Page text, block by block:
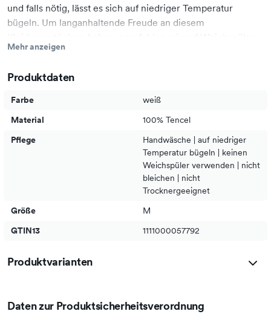
und falls nötig, lässt es sich auf niedriger Temperatur
bügeln. Um langanhaltende Freude an diesem
und den Trockner zu verzichten.
Ob für das nächste Business-Meeting, einen entspannten
Brunch oder einfach nur für einen stilvollen Auftritt im
Mehr anzeigen
Produktdaten
Farbe
weiß
Material
100% Tencel
Pflege
Handwäsche | auf niedriger
Temperatur bügeln | keinen
Weichspüler verwenden | nicht
bleichen | nicht
Trocknergeeignet
Größe
M
GTIN13
1111000057792
Produktvarianten
Daten zur Produktsicherheitsverordnung